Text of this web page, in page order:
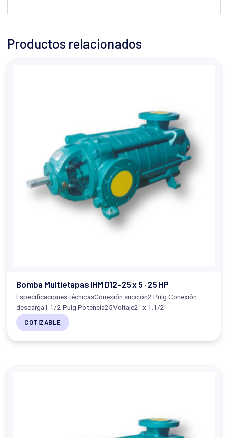
Productos relacionados
Bomba Multietapas IHM D12-25 x 5 · 25 HP
Especificaciones técnicasConexión succión2 Pulg.Conexión
descarga1.1/2 Pulg.Potencia25Voltaje2" x 1.1/2"
COTIZABLE